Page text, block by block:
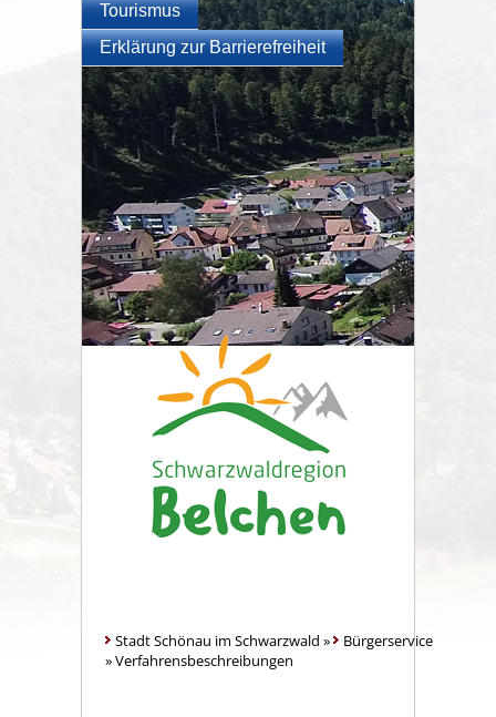
Tourismus
Erklärung zur Barrierefreiheit
Stadt Schönau im Schwarzwald »
Bürgerservice
»Verfahrensbeschreibungen